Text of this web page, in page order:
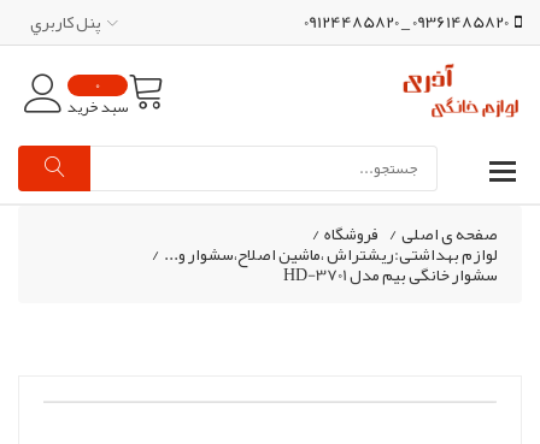
09361485820 _ 09124485820 پنل کاربري
0
سبد خرید
صفحه ی اصلی/ فروشگاه/
لوازم بهداشتی:ریشتراش ،ماشین اصلاح،سشوار و... /
سشوار خانگی بیم مدل HD-3701